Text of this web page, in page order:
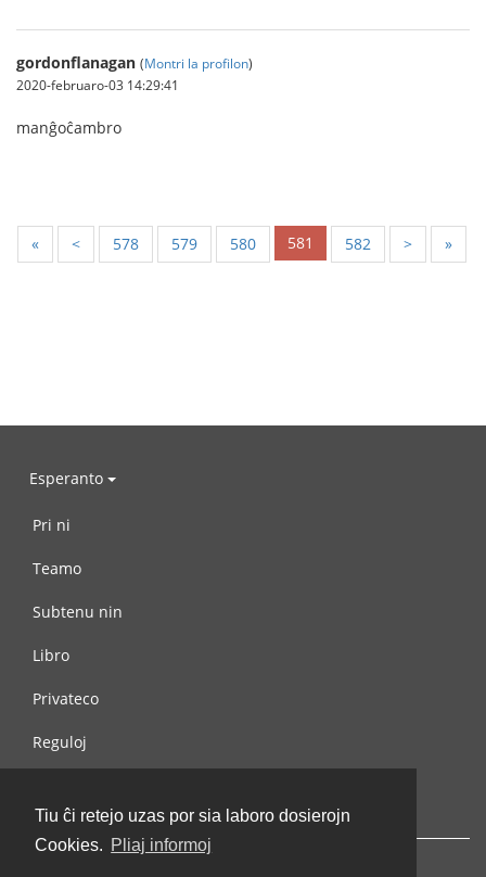
Tiu ĉi retejo uzas por sia laboro dosierojn
Cookies. Pliaj informoj
gordonflanagan (Montri la profilon)
2020-februaro-03 14:29:41
manĝoĉambro
« < 578 579 580 581 582 > »
Esperanto
Pri ni
Teamo
Subtenu nin
Libro
Privateco
Reguloj